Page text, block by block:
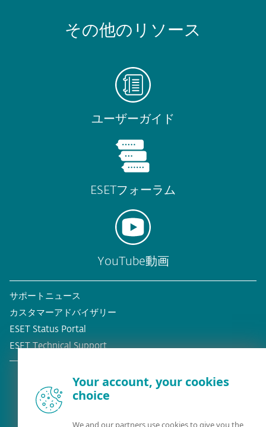
その他のリソース
ユーザーガイド
ESETフォーラム
YouTube動画
サポートニュース
カスタマーアドバイザリー
ESET Status Portal
ESET Technical Support
既存の顧客？
Your account, your cookies
choice
We and our partners use cookies to give you the